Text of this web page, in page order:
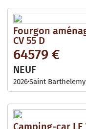
Fourgon
CV 55 D
64579 €
NEUF
2026Saint
Camping-car LE